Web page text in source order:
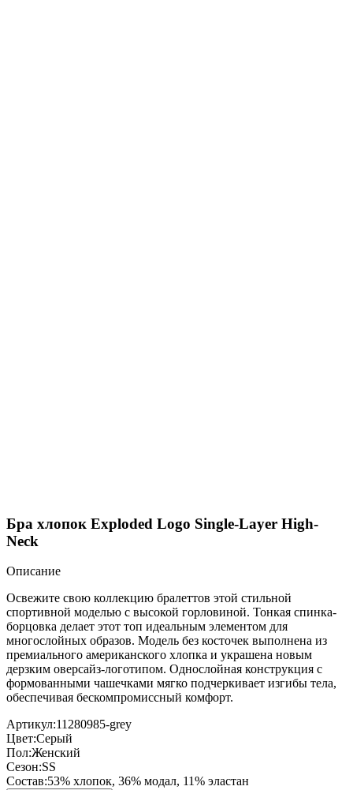
Бра хлопок Exploded Logo Single-Layer High-
Neck
Описание
Освежите свою коллекцию бралеттов этой стильной
спортивной моделью с высокой горловиной. Тонкая спинка-
борцовка делает этот топ идеальным элементом для
многослойных образов. Модель без косточек выполнена из
премиального американского хлопка и украшена новым
дерзким оверсайз-логотипом. Однослойная конструкция с
формованными чашечками мягко подчеркивает изгибы тела,
обеспечивая бескомпромиссный комфорт.
Артикул:11280985-grey
Цвет:Серый
Пол:Женский
Сезон:SS
Состав:53% хлопок, 36% модал, 11% эластан